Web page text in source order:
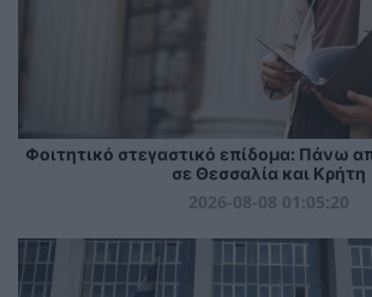
Φοιτητικό στεγαστικό επίδομα: Πάνω
σε Θεσσαλία και Κρήτη
2026-08-08 01:05:20